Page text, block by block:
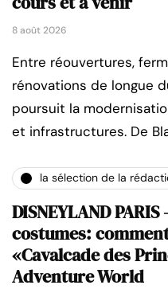
8 août 2026
Entre réouvertures,
rénovations de longue
poursuit la
et infrastructures. De
la sélection de la
DISNEYLAND
costumes:
«Cavalcade des
Adventure World